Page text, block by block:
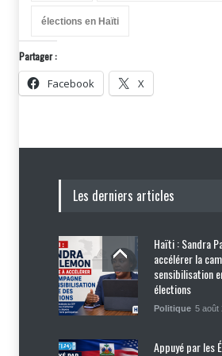
élections en Haïti
Partager :
Facebook X
Les derniers articles
Haïti : Sandra
accélérer la
sensibilisation
élections
Politique 5 août
Appuyé par les